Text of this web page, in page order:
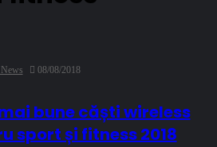
08/08/2018
bune căști wireless
sport și fitness 2018